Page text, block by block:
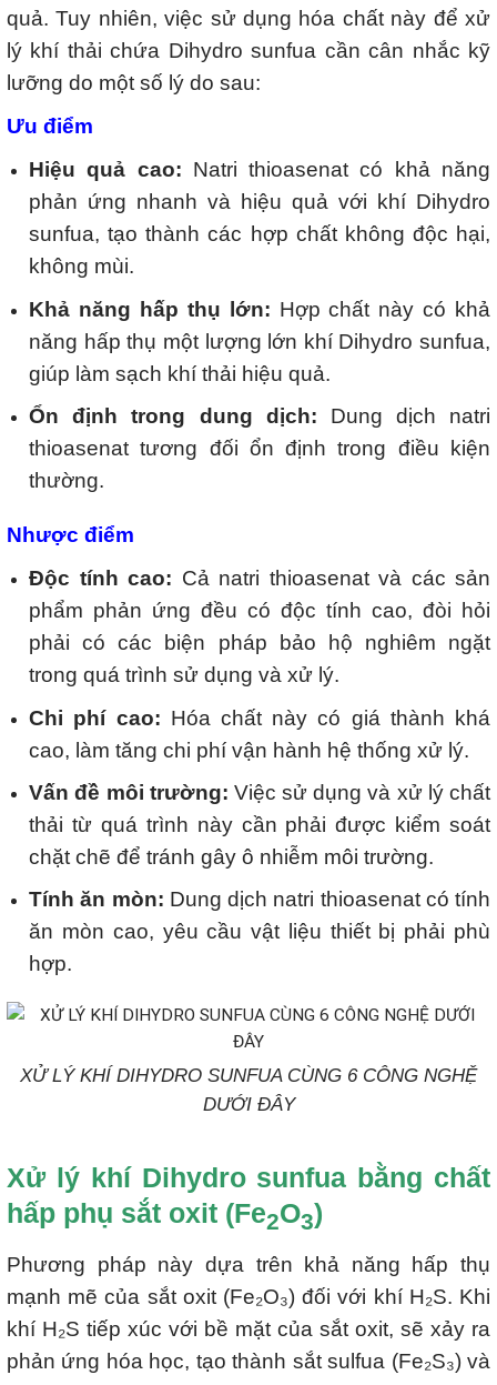
quả. Tuy nhiên, việc sử dụng hóa chất này để xử
lý khí thải chứa Dihydro sunfua cần cân nhắc kỹ
lưỡng do một số lý do sau:
Ưu điểm
Hiệu quả cao: Natri thioasenat có khả năng
phản ứng nhanh và hiệu quả với khí Dihydro
sunfua, tạo thành các hợp chất không độc hại,
không mùi.
Khả năng hấp thụ lớn: Hợp chất này có khả
năng hấp thụ một lượng lớn khí Dihydro sunfua,
giúp làm sạch khí thải hiệu quả.
Ổn định trong dung dịch: Dung dịch natri
thioasenat tương đối ổn định trong điều kiện
thường.
Nhược điểm
Độc tính cao: Cả natri thioasenat và các sản
phẩm phản ứng đều có độc tính cao, đòi hỏi
phải có các biện pháp bảo hộ nghiêm ngặt
trong quá trình sử dụng và xử lý.
Chi phí cao: Hóa chất này có giá thành khá
cao, làm tăng chi phí vận hành hệ thống xử lý.
Vấn đề môi trường: Việc sử dụng và xử lý chất
thải từ quá trình này cần phải được kiểm soát
chặt chẽ để tránh gây ô nhiễm môi trường.
Tính ăn mòn: Dung dịch natri thioasenat có tính
ăn mòn cao, yêu cầu vật liệu thiết bị phải phù
hợp.
XỬ LÝ KHÍ DIHYDRO SUNFUA CÙNG 6 CÔNG NGHỆ
DƯỚI ĐÂY
Xử lý khí Dihydro sunfua bằng chất
hấp phụ sắt oxit (Fe2O3)
Phương pháp này dựa trên khả năng hấp thụ
mạnh mẽ của sắt oxit (Fe₂O₃) đối với khí H₂S. Khi
khí H₂S tiếp xúc với bề mặt của sắt oxit, sẽ xảy ra
phản ứng hóa học, tạo thành sắt sulfua (Fe₂S₃) và